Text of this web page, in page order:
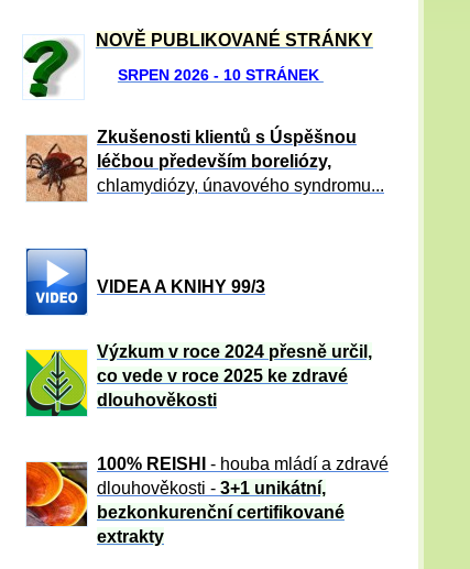
NOVĚ PUBLIKOVANÉ STRÁNKY
SRPEN 2026 - 10 STRÁNEK
Zkušenosti klientů s Úspěšnou
léčbou především boreliózy,
chlamydiózy, únavového syndromu...
VIDEA A KNIHY 99/3
Výzkum v roce 2024 přesně určil,
co vede v roce 2025 ke zdravé
dlouhověkosti
100% REISHI
- houba mládí a zdravé
dlouhověkosti - 3+1 unikátní,
bezkonkurenční certifikované
extrakty